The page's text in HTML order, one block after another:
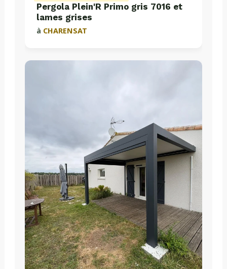
Pergola Plein'R Primo gris 7016 et
lames grises
à CHARENSAT